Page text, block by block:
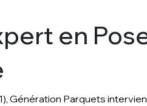
en
Génération Parquets